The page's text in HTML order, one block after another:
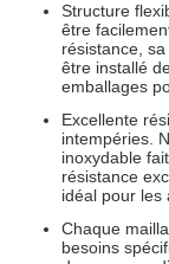
Structure
être
résistance,
être installé
emballages
Excellente
intempéries.
inoxydable
résistance
idéal pour les
Chaque
besoins